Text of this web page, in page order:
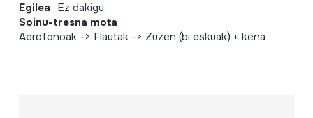
Egilea Ez dakigu.
Soinu-tresna mota
Aerofonoak -> Flautak -> Zuzen (bi eskuak) + kena